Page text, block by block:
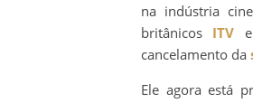
na indústria
britânicos ITV
cancelamento da
Ele agora está